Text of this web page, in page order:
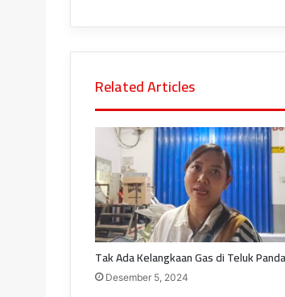
Related Articles
Tak Ada Kelangkaan Gas di Teluk
Desember 5, 2024